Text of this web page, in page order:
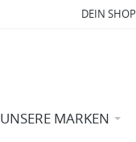
DEIN SHOP
UNSERE MARKEN